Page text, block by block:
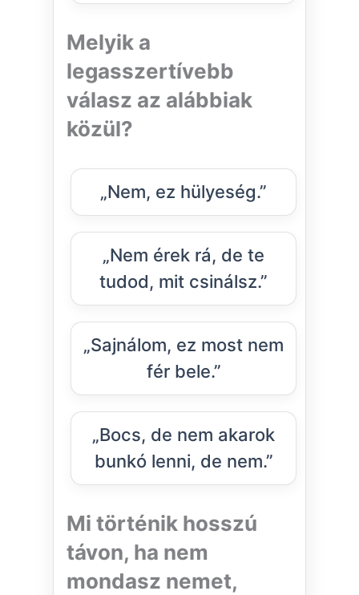
Melyik a
legasszertívebb
válasz az alábbiak
közül?
„Nem, ez hülyeség.”
„Nem érek rá, de te
tudod, mit csinálsz.”
„Sajnálom, ez most nem
fér bele.”
„Bocs, de nem akarok
bunkó lenni, de nem.”
Mi történik hosszú
távon, ha nem
mondasz nemet,